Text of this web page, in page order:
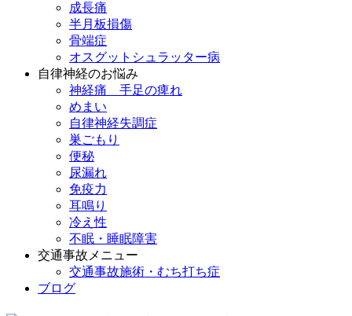
成長痛
半月板損傷
骨端症
オスグットシュラッター病
自律神経のお悩み
神経痛 手足の痺れ
めまい
自律神経失調症
巣ごもり
便秘
尿漏れ
免疫力
耳鳴り
冷え性
不眠・睡眠障害
交通事故メニュー
交通事故施術・むち打ち症
ブログ